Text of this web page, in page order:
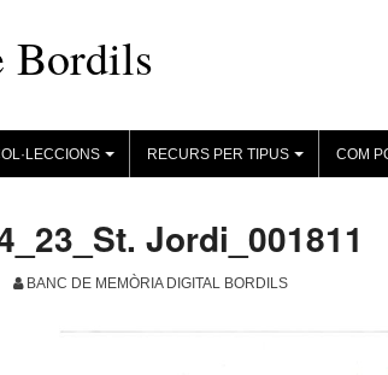
Bordils
+ +
RECURS PER TIPUS COM
Jordi_001811
BANC DE MEMÒRIA DIGITAL BORDILS